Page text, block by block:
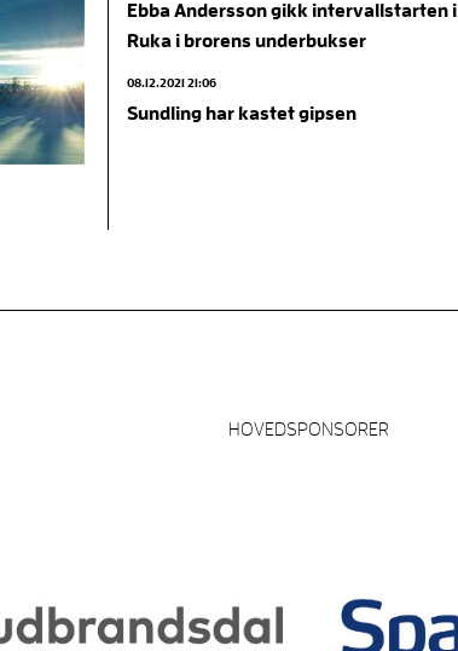
Ebba Andersson gikk intervallstarten i
Ruka i brorens underbukser
08.12.2021 21:06
Sundling har kastet gipsen
HOVEDSPONSORER